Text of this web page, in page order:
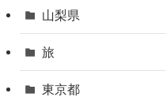
山梨県
旅
東京都